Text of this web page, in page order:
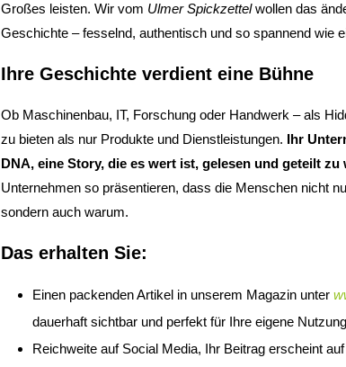
Großes leisten. Wir vom Ulmer Spickzettelwollen das
Geschichte – fesselnd, authentisch und so spannend wie
Ihre Geschichte verdient eine Bühne
Ob Maschinenbau, IT, Forschung oder Handwerk – als
zu bieten als nur Produkte und Dienstleistungen. Ihr
DNA, eine Story, die es wert ist, gelesen und geteilt zu
Unternehmen so präsentieren, dass die Menschen nicht
sondern auch warum.
Das erhalten Sie:
Einen packenden Artikel in unserem Magazin unter
dauerhaft sichtbar und perfekt für Ihre eigene Nutzung
Reichweite auf Social Media, Ihr Beitrag erscheint